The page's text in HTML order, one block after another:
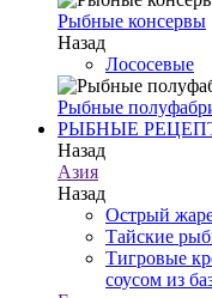
Рыбные консервы
Назад
Лососевые
Рыбные
РЫБНЫЕ
Назад
Азия
Назад
Острый
Тайские
Тигровые
соусом из